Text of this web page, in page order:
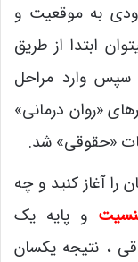
به موقعیت و
ابتدا از طریق
سپس وارد مراحل
«روان درمانی»
«حقوقی» شد.
را آغاز کنید و چه
و پایه یک
، نتیجه یکسان